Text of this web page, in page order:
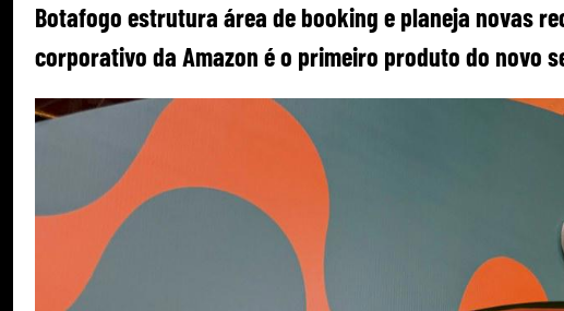
Botafogo estrutura área de booking e planeja novas
corporativo da Amazon é o primeiro produto do novo